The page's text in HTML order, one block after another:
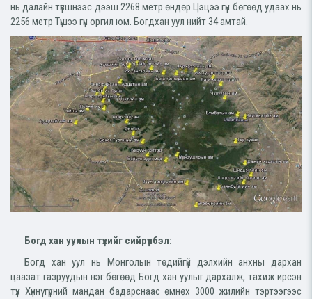
нь далайн түвшнээс дээш 2268 метр өндөр Цэцээ гүн бөгөөд удаах нь
2256 метр Түшээ гүн оргил юм. Богдхан уул нийт 34 амтай.
Богд хан уулын түүхийг сийрүүлбэл:
Богд хан уул нь Монголын төдийгүй дэлхийн анхны дархан
цаазат газруудын нэг бөгөөд Богд хан уулыг дархалж, тахиж ирсэн
түүх Хүннү гүрний мандан бадарснаас өмнөх 3000 жилийн тэртээгээс